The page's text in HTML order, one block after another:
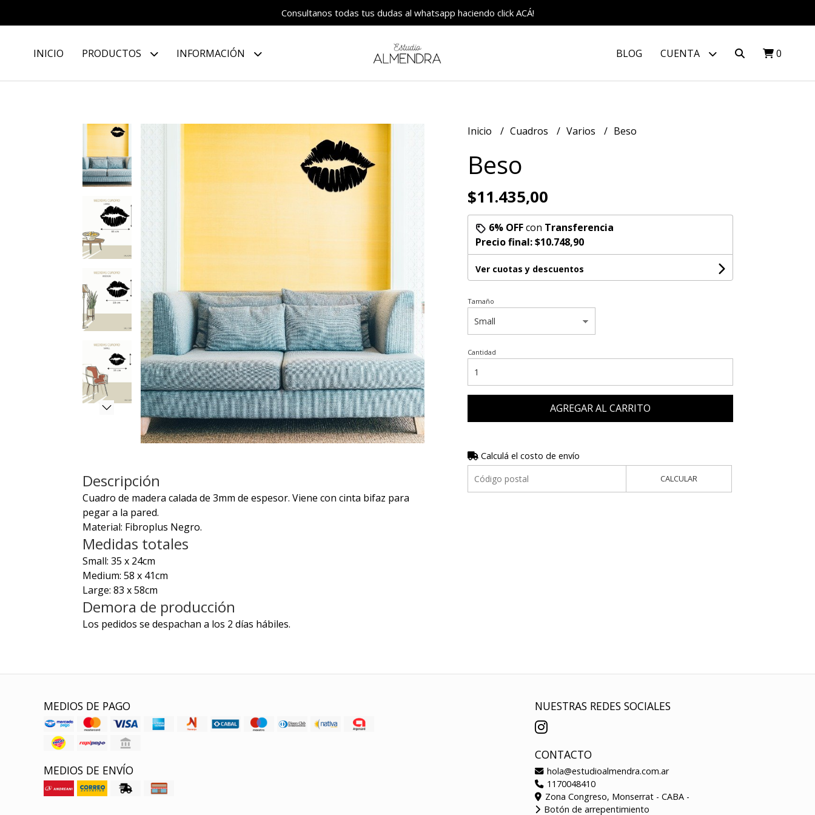
Consultanos todas tus dudas al whatsapp haciendo click ACÁ!
INICIO PRODUCTOS INFORMACIÓN BLOG CUENTA 0
Descripción
Cuadro de madera calada de 3mm de espesor. Viene con cinta bifaz para
pegar a la pared.
Material: Fibroplus Negro.
Medidas totales
Small: 35 x 24cm
Medium: 58 x 41cm
Large: 83 x 58cm
Demora de producción
Los pedidos se despachan a los 2 días hábiles.
Inicio Cuadros Varios Beso
Beso
$11.435,00
6% OFFcon Transferencia
Precio final:$10.748,90
Ver cuotas y descuentos
Tamaño
Cantidad
AGREGAR AL CARRITO
Calculá el costo de envío
CALCULAR
MEDIOS DE PAGO
MEDIOS DE ENVÍO
NUESTRAS REDES SOCIALES
CONTACTO
hola@estudioalmendra.com.ar
1170048410
Zona Congreso, Monserrat - CABA -
Botón de arrepentimiento